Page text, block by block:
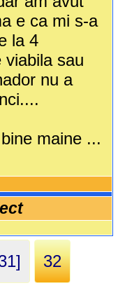
e ca mi s-a
la 4
viabila sau
nu a
maine ...
32